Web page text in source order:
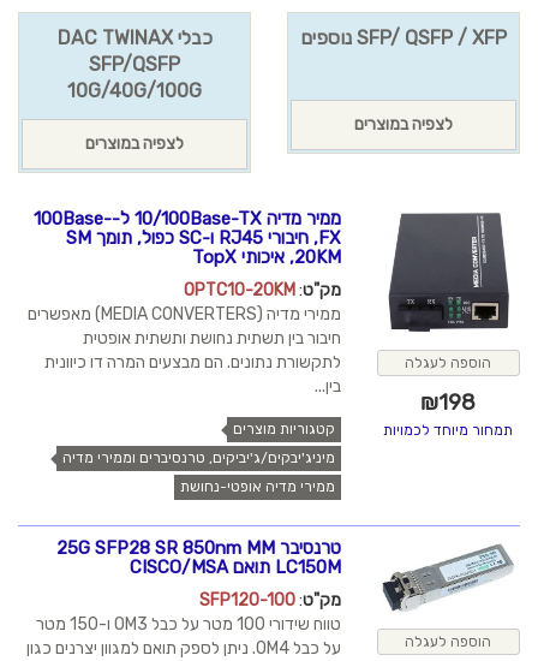
SFP/ QSFP / XFP נוספים
לצפיה במוצרים
כבלי DAC TWINAX
SFP/QSFP
10G/40G/100G
לצפיה במוצרים
הוספה לעגלה
₪198
תמחור מיוחד לכמויות
ממיר מדיה 10/100Base-TX ל-100Base-
FX, חיבורי RJ45 ו-SC כפול, תומך SM
20KM, איכותי TopX
מק"ט:
OPTC10-20KM
ממירי מדיה (MEDIA CONVERTERS) מאפשרים
חיבור בין תשתית נחושת ותשתית אופטית
לתקשורת נתונים. הם מבצעים המרה דו כיוונית
בין...
קטגוריות מוצרים
מיניג'יבקים/ג'יביקים, טרנסיברים וממירי מדיה
ממירי מדיה אופטי-נחושת
הוספה לעגלה
טרנסיבר 25G SFP28 SR 850nm MM
LC150M תואם CISCO/MSA
מק"ט:
SFP120-100
טווח שידורי 100 מטר על כבל OM3 ו-150 מטר
על כבל OM4. ניתן לספק תואם למגוון יצרנים כגון